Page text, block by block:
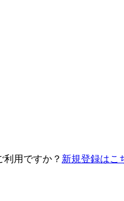
利用ですか？ 新規登録はこ